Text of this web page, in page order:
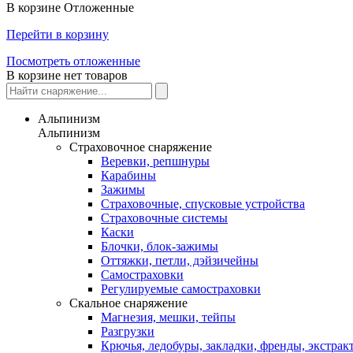
В корзине Отложенные
Перейти в корзину
Посмотреть отложенные
В корзине нет товаров
Альпинизм
Альпинизм
Страховочное снаряжение
Веревки, репшнуры
Карабины
Зажимы
Страховочные, спусковые устройства
Страховочные системы
Каски
Блочки, блок-зажимы
Оттяжки, петли, дэйзичейны
Самостраховки
Регулируемые самостраховки
Скальное снаряжение
Магнезия, мешки, тейпы
Разгрузки
Крючья, ледобуры, закладки, френды,